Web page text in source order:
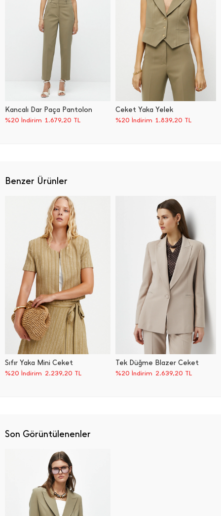
Benzer Ürünler
Sıfır Yaka Mini Ceket
%20 İndirim 2.239,20 TL
Tek Düğme Blazer Ceket
%20 İndirim 2.639,20 TL
Kancalı Dar Paça Pantolon
%20 İndirim 1.679,20 TL
Ceket Yaka Yelek
%20 İndirim 1.839,20 TL
Son Görüntülenenler